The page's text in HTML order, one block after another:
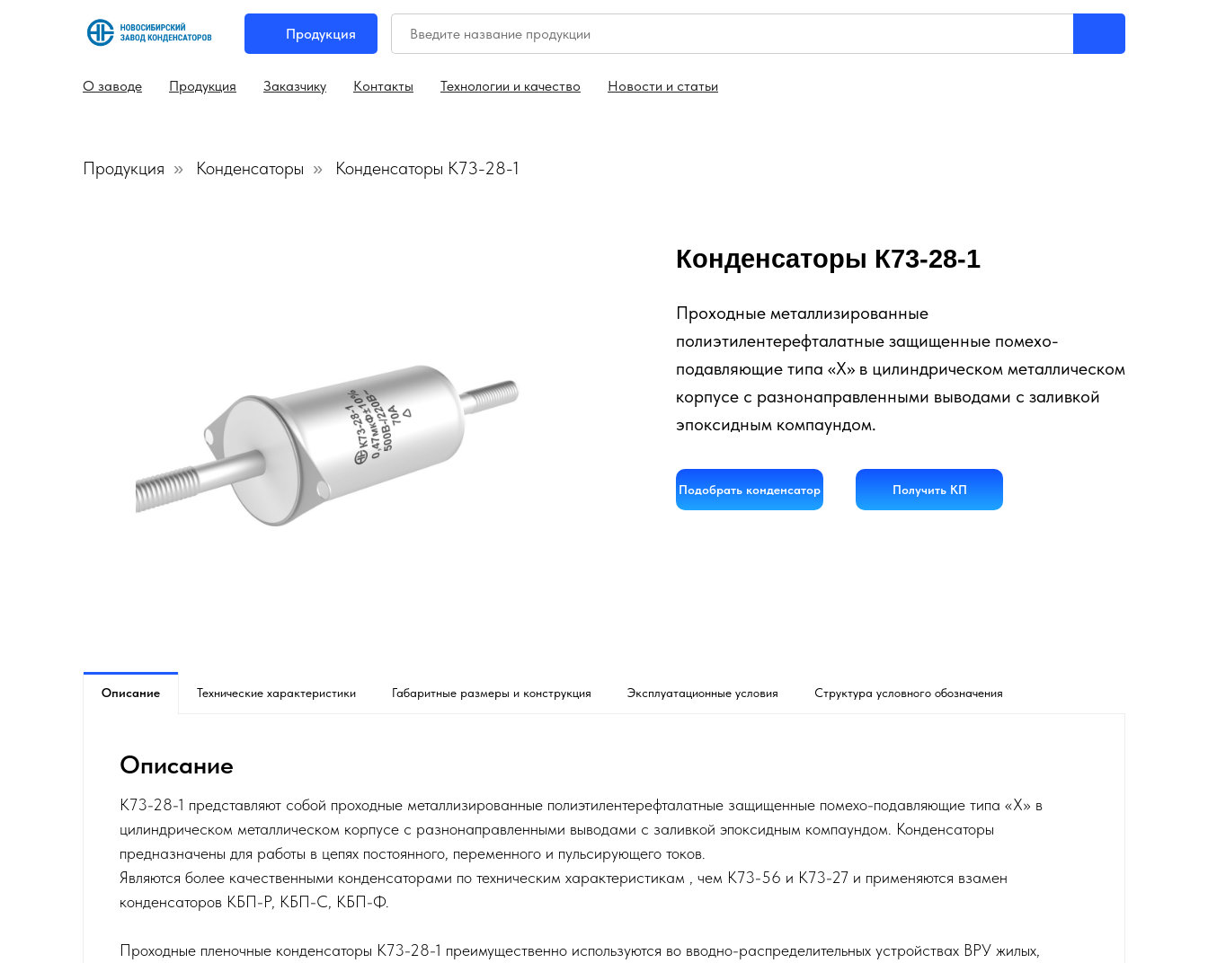
Продукция
О заводе Продукция Заказчику Контакты Технологии и качество Новости и статьи
Продукция » Конденсаторы » Конденсаторы К73-28-1
Конденсаторы К73-28-1
Подобрать конденсатор Получить КП
Проходные металлизированные
полиэтилентерефталатные защищенные помехо-
подавляющие типа «Х» в цилиндрическом металлическом
корпусе с разнонаправленными выводами с заливкой
эпоксидным компаундом.
Описание Технические характеристики Габаритные размеры и конструкция Эксплуатационные условия Структура условного обозначения
Описание
К73-28-1 представляют собой проходные металлизированные полиэтилентерефталатные защищенные помехо-подавляющие типа «Х» в
цилиндрическом металлическом корпусе с разнонаправленными выводами с заливкой эпоксидным компаундом. Конденсаторы
предназначены для работы в цепях постоянного, переменного и пульсирующего токов.
Являются более качественными конденсаторами по техническим характеристикам , чем К73-56 и К73-27 и применяются взамен
конденсаторов КБП-Р, КБП-С, КБП-Ф.
Проходные пленочные конденсаторы К73-28-1 преимущественно используются во вводно-распределительных устройствах ВРУ жилых,